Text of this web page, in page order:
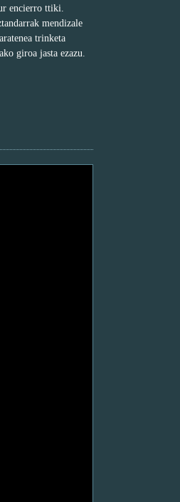
encierro ttiki.
mendizale
trinketa
giroa jasta ezazu.